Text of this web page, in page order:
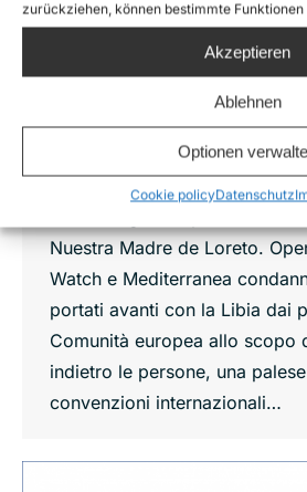
zurückziehen, können bestimmte
Akzeptieren
Ablehnen
Optionen
Cookie policyDatenschutz
peschereccio Nuestra
condanna i negoziati
Dallo scorso 23 novembre, 12
bloccate in mare dopo essere
Nuestra Madre de Loreto.
Watch e Mediterranea
portati avanti con la Libia dai
Comunità europea allo scopo
indietro le persone, una
convenzioni internazionali…